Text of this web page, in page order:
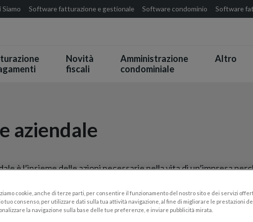
Siamo Software fatturazione e gestionale Software condominio Software
Novità
fiscali
Amministrazione
condominiale
Altro
aziendale
è l’insieme delle azioni necessarie nella vita di un’impresa
gli obiettivi
vuol direprendere decisioni, spesso anche difficili o
costitutivi dell’impresa: persone, produzione, servizi e tecnologie.
cookie, anche di terze parti, per consentire il funzionamento del nostro sito e dei servizi
tuo consenso, per utilizzare dati sulla tua attività navigazione, al fine di migliorare le prestazioni
la navigazione sulla base delle tue preferenze, e inviare pubblicità mirata.